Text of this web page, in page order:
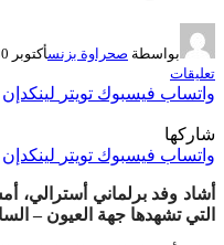
بواسطة صحراوة بزنسأكتوبر 30, 2024
تعليقات
واتساب فيسبوك تويتر لينكدإن
شاركها
واتساب فيسبوك تويتر لينكدإن
أشاد وفد برلماني أسترالي، أمس
التي تشهدها جهة العيون –